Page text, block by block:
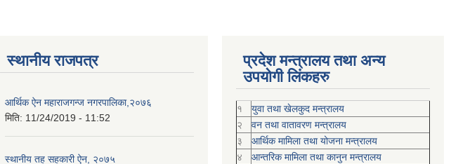
स्थानीय राजपत्र
आर्थिक ऐन महाराजगन्ज नगरपालिका,२०७६
मिति: 11/24/2019 - 11:52
स्थानीय तह सहकारी ऐन, २०७५
प्रदेश मन्त्रालय तथा अन्य
उपयोगी लिंकहरु
१
युवा तथा खेलकुद मन्त्रालय
२
वन तथा वातावरण मन्त्रालय
३
आर्थिक मामिला तथा योजना मन्त्रालय
४
आन्तरिक मामिला तथा कानुन मन्त्रालय